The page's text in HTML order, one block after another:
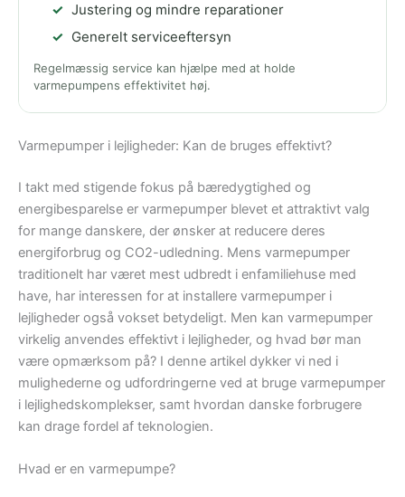
Justering og mindre reparationer
Generelt serviceeftersyn
Regelmæssig service kan hjælpe med at holde
varmepumpens effektivitet høj.
Varmepumper i lejligheder: Kan de bruges effektivt?
I takt med stigende fokus på bæredygtighed og
energibesparelse er varmepumper blevet et attraktivt valg
for mange danskere, der ønsker at reducere deres
energiforbrug og CO2-udledning. Mens varmepumper
traditionelt har været mest udbredt i enfamiliehuse med
have, har interessen for at installere varmepumper i
lejligheder også vokset betydeligt. Men kan varmepumper
virkelig anvendes effektivt i lejligheder, og hvad bør man
være opmærksom på? I denne artikel dykker vi ned i
mulighederne og udfordringerne ved at bruge varmepumper
i lejlighedskomplekser, samt hvordan danske forbrugere
kan drage fordel af teknologien.
Hvad er en varmepumpe?